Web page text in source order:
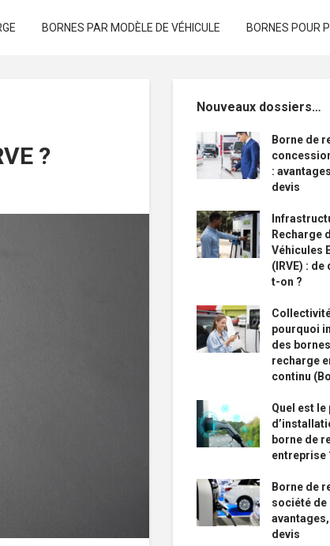
BORNES PAR MODÈLE DE VÉHICULE BORNES POUR
?
Nouveaux dossiers…
Borne de
:
devis
Recharge
Véhicules
(IRVE) :
t-on ?
pourquoi
des
recharge
continu
Quel est le
borne de
entreprise
Borne de
société de
devis